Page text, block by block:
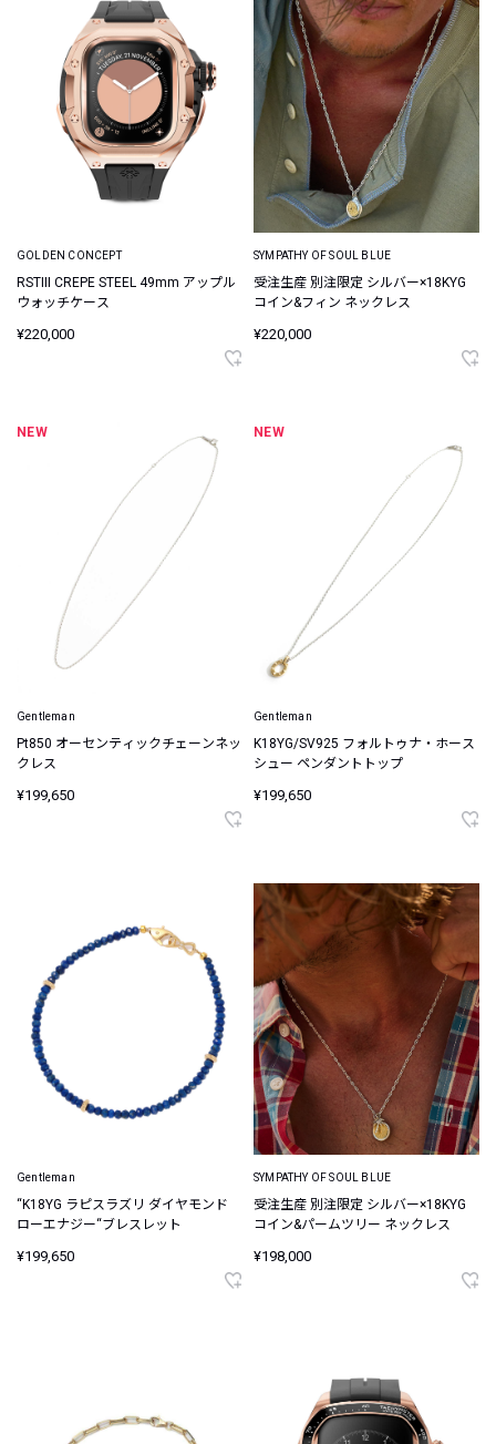
GOLDEN CONCEPT
RSTIII CREPE STEEL 49mm アップル
ウォッチケース
¥220,000
SYMPATHY OF SOUL BLUE
受注生産 別注限定 シルバー×18KYG
コイン&フィン ネックレス
¥220,000
NEW
Gentleman
Pt850 オーセンティックチェーンネッ
クレス
¥199,650
NEW
Gentleman
K18YG/SV925 フォルトゥナ・ホース
シュー ペンダントトップ
¥199,650
Gentleman
“K18YG ラピスラズリ ダイヤモンド
ローエナジー“ブレスレット
¥199,650
SYMPATHY OF SOUL BLUE
受注生産 別注限定 シルバー×18KYG
コイン&パームツリー ネックレス
¥198,000